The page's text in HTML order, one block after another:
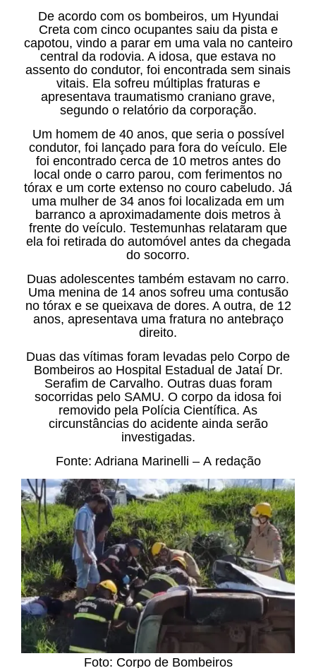
De acordo com os bombeiros, um Hyundai
Creta com cinco ocupantes saiu da pista e
capotou, vindo a parar em uma vala no canteiro
central da rodovia. A idosa, que estava no
assento do condutor, foi encontrada sem sinais
vitais. Ela sofreu múltiplas fraturas e
apresentava traumatismo craniano grave,
segundo o relatório da corporação.
Um homem de 40 anos, que seria o possível
condutor, foi lançado para fora do veículo. Ele
foi encontrado cerca de 10 metros antes do
local onde o carro parou, com ferimentos no
tórax e um corte extenso no couro cabeludo. Já
uma mulher de 34 anos foi localizada em um
barranco a aproximadamente dois metros à
frente do veículo. Testemunhas relataram que
ela foi retirada do automóvel antes da chegada
do socorro.
Duas adolescentes também estavam no carro.
Uma menina de 14 anos sofreu uma contusão
no tórax e se queixava de dores. A outra, de 12
anos, apresentava uma fratura no antebraço
direito.
Duas das vítimas foram levadas pelo Corpo de
Bombeiros ao Hospital Estadual de Jataí Dr.
Serafim de Carvalho. Outras duas foram
socorridas pelo SAMU. O corpo da idosa foi
removido pela Polícia Científica. As
circunstâncias do acidente ainda serão
investigadas.
Fonte: Adriana Marinelli – A redação
Foto: Corpo de Bombeiros